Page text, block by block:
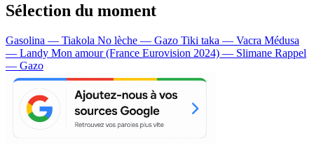
Sélection du moment
Gasolina — Tiakola No lèche — Gazo Tiki taka — Vacra Médusa
— Landy Mon amour (France Eurovision 2024) — Slimane Rappel
— Gazo